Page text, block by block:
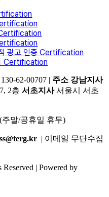
130-62-00707 | 주소 강남지사
2층 서초지사서울시 서초
주말/공휴일 휴무)
| 이메일 무단수집
| Powered by